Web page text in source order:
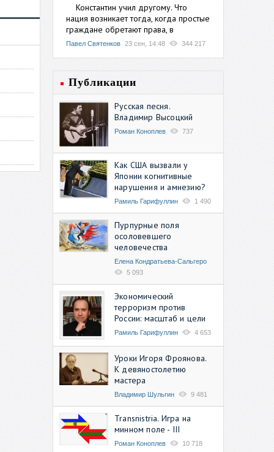
Константин учил другому. Что
нация возникает тогда, когда простые
граждане обретают права, в
Павел Святенков 23 сен, 14:48 344 217
Публикации
Русская песня.
Владимир Высоцкий
Роман Коноплев 737
Как США вызвали у
Японии когнитивные
нарушения и амнезию?
Рамиль Гарифуллин 1 490
Пурпурные поля
осоловевшего
человечества
Елена Кондратьева-Сальгеро
5 093
Экономический
терроризм против
России: масштаб и цели
Рамиль Гарифуллин 4 653
Уроки Игоря Фроянова.
К девяностолетию
мастера
Владимир Шульгин 9 481
Transnistria. Игра на
минном поле - III
Роман Коноплев 10 718